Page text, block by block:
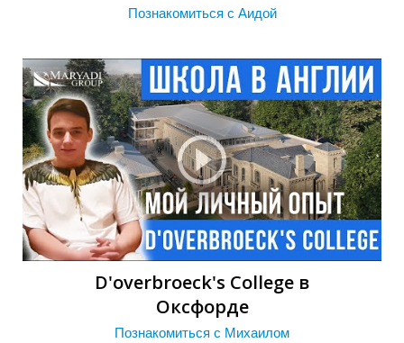
Познакомиться с Аидой
D'overbroeck's College в
Оксфорде
Познакомиться с Михаилом